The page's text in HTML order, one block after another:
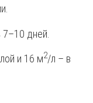
дней.
и 16 м2/л – в